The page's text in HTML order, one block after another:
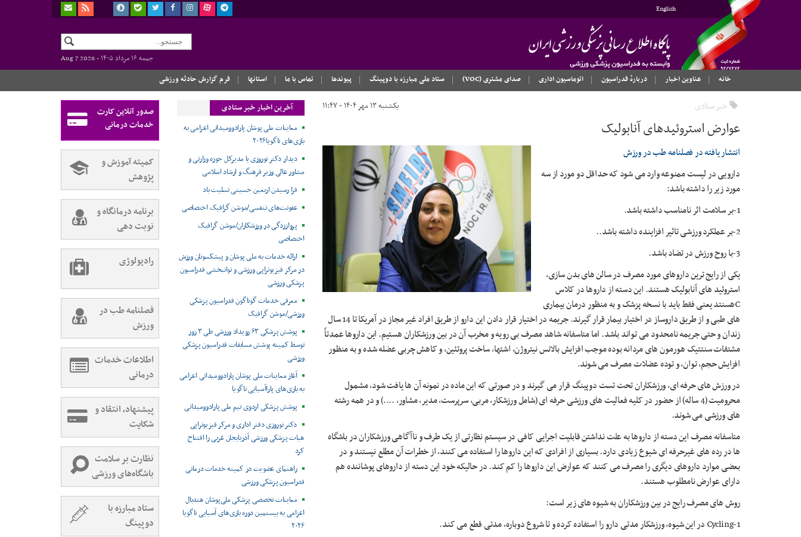
English
جمعه ۱۶ مرداد ۱۴۰۵ -
Aug 7 2026
خانه
عناوین اخبار دربارهٔ فدراسیون اتوماسیون اداری صدای مشتری (VOC) ستاد ملی مبارزه با دوپینگ پیوندها تماس با ما استانها فرم گزارش حادثه ورزشی
خبر ستادی یکشنبه ۱۳ مهر ۱۴۰۴ - ۱۱:۴۷
عوارض استروئیدهای آنابولیک
انتشار یافته در فصلنامه طب در ورزش
دارویی در لیست ممنوعه وارد می شود که حداقل دو مورد از سه
مورد زیر را داشته باشد:
1-بر سلامت اثر نامناسب داشته باشد.
2-بر عملکرد ورزشی تاثیر افزاینده داشته باشد..
3-با روح ورزش در تضاد باشد.
یکی از رایج ترین داروهای مورد مصرف در سالن های بدن سازی،
استروئید های آنابولیک هستند. این دسته از داروها در کلاس
Cهسنتد یعنی فقط باید با نسخه پزشک و به منظور درمان بیماری
های طبی و از طریق داروساز در اختیار بیمار قرار گیرند. جریمه در اختیار قرار دادن این دارو از طریق افراد غیر مجاز در آمریکا تا 14 سال
زندان و حتی جریمه نامحدود می تواند باشد. اما متاسفانه شاهد مصرف بی رویه و مخرب آن در بین ورزشکاران هستیم. این داروها عمدتاً
مشتقات سنتتیک هورمون های مردانه بوده موجب افزایش بالانس نیتروژن، اشتها، ساخت پروتئین، و کاهش چربی عضله شده و به منظور
افزایش حجم، توان، و توده عضلات مصرف می شوند.
در ورزش های حرفه ای، ورزشکاران تحت تست دوپینگ قرار می گیرند و در صورتی که این ماده در نمونه آن ها یافت شود، مشمول
محرومیت (4 ساله) از حضور در کلیه فعالیت های ورزشی حرفه ای (شامل ورزشکار، مربی، سرپرست، مدیر، مشاور، ....) و در همه رشته
های ورزشی می شوند.
متاسفانه مصرف این دسته از داروها به علت نداشتن قابلیت اجرایی کافی در سیستم نظارتی از یک طرف و ناآگاهی ورزشکاران در باشگاه
ها در رده های غیرحرفه ای شیوع زیادی دارد. بسیاری از افرادی که این داروها را استفاده می کنند، از خطرات آن مطلع نیستند و در
بعضی موارد داروهای دیگری را مصرف می کنند که عوارض این داروها را کم کند. در حالیکه خود این دسته از داروهای پوشاننده هم
دارای عوارض نامطلوب هستند.
روش های مصرف رایج در بین ورزشکاران به شیوه های زیر است:
1-Cycling در این شیوه، ورزشکار مدتی دارو را استفاده کرده و تا شروع دوباره، مدتی قطع می کند.
آخرین اخبار خبر ستادی
معاینات ملی پوشان پارادوومیدانی اعزامی به
بازی‌های ناگویا۲۰۲۶
دیدار دکتر نوروزی با مدیرکل حوزه وزارتی و
مشاور عالی وزیر فرهنگ و ارشاد اسلامی
فرا رسیدن اربعین حسینی تسلیت باد
عفونت‌های تنفسی/موشن گرافیک اختصاصی
پرواززدگی در ورزشکاران/موشن گرافیک
اختصاصی
ارائه خدمات به ملی پوشان و پیشکسوتان ورزش
در مرکز فیزیوتراپی ورزشی و توانبخشی فدراسیون
پزشکی ورزشی
معرفی خدمات گوناگون فدراسیون پزشکی
ورزشی/موشن گرافیک
پوشش پزشکی ۶۳ رویداد ورزشی طی ۳ روز
توسط کمیته پوشش مسابقات فدراسیون پزشکی
ورزشی
آغاز معاینات ملی پوشان پارادوومیدانی اعزامی
به بازی‌های پاراآسیایی ناگویا
پوشش پزشکی اردوی تیم ملی پارادوومیدانی
دکتر نوروزی دفتر اداری و مرکز فیزیوتراپی
هیات پزشکی ورزشی آذربایجان غربی را افتتاح
کرد
راهنمای عضویت در کمیته خدمات درمانی
فدراسیون پزشکی ورزشی
معاینات تخصصی پزشکی ملی‌پوشان هندبال
اعزامی به بیستمین دوره بازی‌های آسیایی ناگویا
۲۰۲۶
صدور آنلاین کارت
خدمات درمانی
کمیته آموزش و
پژوهش
برنامه درمانگاه و
نوبت دهی
رادیولوژی
فصلنامه طب در
ورزش
اطلاعات خدمات
درمانی
پیشنهاد، انتقاد و
شکایت
نظارت بر سلامت
باشگاه‌های ورزشی
ستاد مبارزه با
دوپینگ